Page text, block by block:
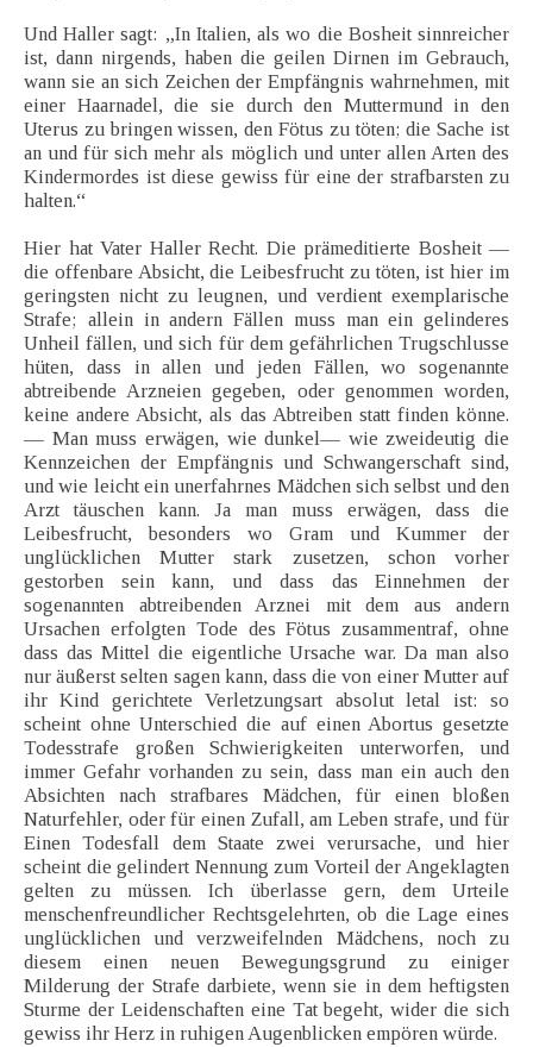
Und Haller sagt: „In Italien, als wo die Bosheit sinnreicher
ist, dann nirgends, haben die geilen Dirnen im Gebrauch,
wann sie an sich Zeichen der Empfängnis wahrnehmen, mit
einer Haarnadel, die sie durch den Muttermund in den
Uterus zu bringen wissen, den Fötus zu töten; die Sache ist
an und für sich mehr als möglich und unter allen Arten des
Kindermordes ist diese gewiss für eine der strafbarsten zu
halten.“
Hier hat Vater Haller Recht. Die prämeditierte Bosheit —
die offenbare Absicht, die Leibesfrucht zu töten, ist hier im
geringsten nicht zu leugnen, und verdient exemplarische
Strafe; allein in andern Fällen muss man ein gelinderes
Unheil fällen, und sich für dem gefährlichen Trugschlusse
hüten, dass in allen und jeden Fällen, wo sogenannte
abtreibende Arzneien gegeben, oder genommen worden,
keine andere Absicht, als das Abtreiben statt finden könne.
— Man muss erwägen, wie dunkel— wie zweideutig die
Kennzeichen der Empfängnis und Schwangerschaft sind,
und wie leicht ein unerfahrnes Mädchen sich selbst und den
Arzt täuschen kann. Ja man muss erwägen, dass die
Leibesfrucht, besonders wo Gram und Kummer der
unglücklichen Mutter stark zusetzen, schon vorher
gestorben sein kann, und dass das Einnehmen der
sogenannten abtreibenden Arznei mit dem aus andern
Ursachen erfolgten Tode des Fötus zusammentraf, ohne
dass das Mittel die eigentliche Ursache war. Da man also
nur äußerst selten sagen kann, dass die von einer Mutter auf
ihr Kind gerichtete Verletzungsart absolut letal ist: so
scheint ohne Unterschied die auf einen Abortus gesetzte
Todesstrafe großen Schwierigkeiten unterworfen, und
immer Gefahr vorhanden zu sein, dass man ein auch den
Absichten nach strafbares Mädchen, für einen bloßen
Naturfehler, oder für einen Zufall, am Leben strafe, und für
Einen Todesfall dem Staate zwei verursache, und hier
scheint die gelindert Nennung zum Vorteil der Angeklagten
gelten zu müssen. Ich überlasse gern, dem Urteile
menschenfreundlicher Rechtsgelehrten, ob die Lage eines
unglücklichen und verzweifelnden Mädchens, noch zu
diesem einen neuen Bewegungsgrund zu einiger
Milderung der Strafe darbiete, wenn sie in dem heftigsten
Sturme der Leidenschaften eine Tat begeht, wider die sich
gewiss ihr Herz in ruhigen Augenblicken empören würde.